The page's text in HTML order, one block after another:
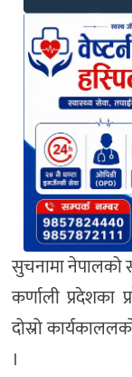
सुचनामा नेपालको
कर्णाली प्रदेशका
दोस्रो
।